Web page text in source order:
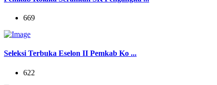
669
Seleksi Terbuka Eselon II Pemkab Ko ...
622